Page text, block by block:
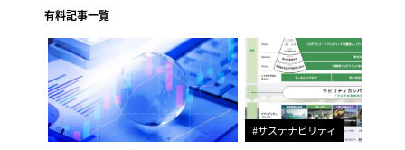
有料記事一覧
#サステナビリティ